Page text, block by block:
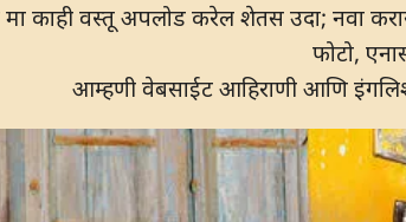
काही वस्तू अपलोड करेल शेतस उदा; नवा
फोटो,
आम्हणी वेबसाईट आहिराणी आणि